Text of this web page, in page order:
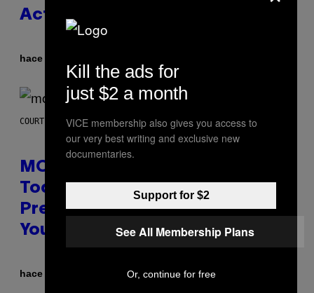
Actually a Great Thing
hace 59 minutos
COURTESY OF MOOD
MOOD’s 4th Birthday Sale Ends
Today— Get Up to 25% Off
Prerolls, Flower, and More While
You Can
hace 1 hora Maha Haq| Reviewed by
Kill the ads for
just $2 a month
VICE membership also gives you access to
our very best writing and exclusive new
documentaries.
Support for $2
See All Membership Plans
Or, continue for free